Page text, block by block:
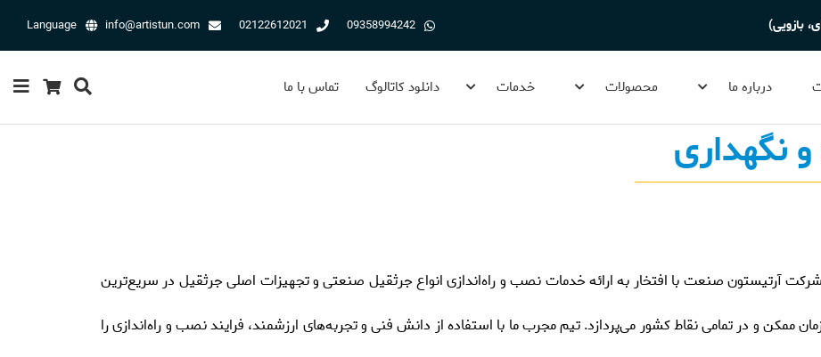
بازویی) 09358994242
02122612021
info@artistun.com
Language
درباره ما محصولات خدمات دانلود کاتالوگ تماس با ما
نگهداری
شرکت آرتیستون صنعت با افتخار به ارائه خدمات نصب و راه‌اندازی انواع جرثقیل صنعتی و تجهیزات اصلی جرثقیل در سریع‌ترین
ممکن و در تمامی نقاط کشور می‌پردازد. تیم مجرب ما با استفاده از دانش فنی و تجربه‌های ارزشمند، فرایند نصب و راه‌اندازی را